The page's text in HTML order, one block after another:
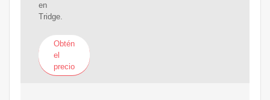
en
Tridge.
Obtén
el
precio